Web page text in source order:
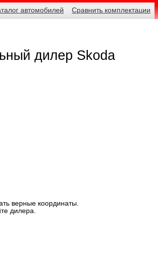
автомобилей Сравнить комплектации
дилер Skoda
верные координаты.
дилера.